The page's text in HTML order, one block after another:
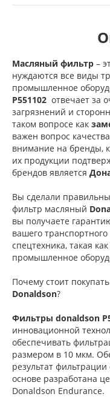
Масляный фильтр –
нуждаются все виды
промышленное
P551102 отвечает за
загрязнений и
таком вопросе как
важен вопрос
внимание на бренды,
их продукции
брендов является
Вы сделали
фильтр масляный
вы получаете
вашего
спецтехника, такая
промышленное
Почему стоит
Donaldson?
Фильтры donaldson
инновационной
обеспечивать
размером в 10 мкм.
результат
основе разработана
Donaldson Endurance.